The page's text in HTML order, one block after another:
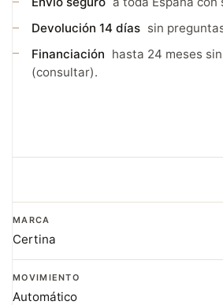
Devolución 14 días sin
Financiación hasta 24 meses
(consultar).
MARCA
Certina
MOVIMIENTO
Automático